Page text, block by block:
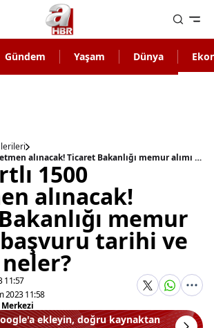
Gündem Yaşam Dünya
KPSS şartlı 1500 denetmen alınacak! Ticaret Bakanlığı memur alımı iş başvuru tarihi ve şartları neler?
1500
alınacak!
memur
başvuru tarihi ve
11:57
2023 11:58
ekleyin, doğru kaynaktan